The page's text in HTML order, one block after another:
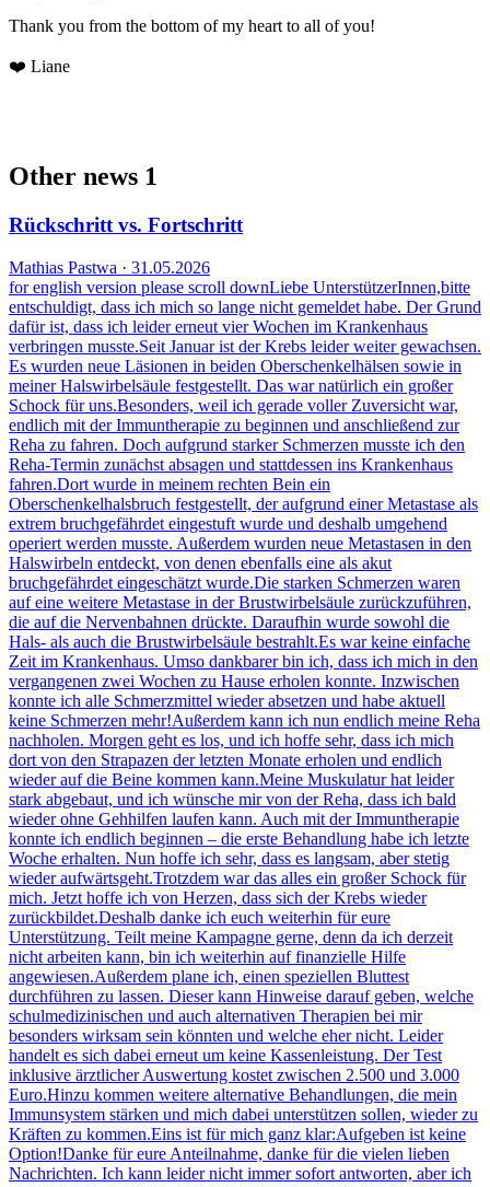
Thank you from the bottom of my heart to all of you!
❤️ Liane
Other news 1
Rückschritt vs. Fortschritt
Mathias Pastwa · 31.05.2026
for english version please scroll downLiebe UnterstützerInnen,bitte
entschuldigt, dass ich mich so lange nicht gemeldet habe. Der Grund
dafür ist, dass ich leider erneut vier Wochen im Krankenhaus
verbringen musste.Seit Januar ist der Krebs leider weiter gewachsen.
Es wurden neue Läsionen in beiden Oberschenkelhälsen sowie in
meiner Halswirbelsäule festgestellt. Das war natürlich ein großer
Schock für uns.Besonders, weil ich gerade voller Zuversicht war,
endlich mit der Immuntherapie zu beginnen und anschließend zur
Reha zu fahren. Doch aufgrund starker Schmerzen musste ich den
Reha-Termin zunächst absagen und stattdessen ins Krankenhaus
fahren.Dort wurde in meinem rechten Bein ein
Oberschenkelhalsbruch festgestellt, der aufgrund einer Metastase als
extrem bruchgefährdet eingestuft wurde und deshalb umgehend
operiert werden musste. Außerdem wurden neue Metastasen in den
Halswirbeln entdeckt, von denen ebenfalls eine als akut
bruchgefährdet eingeschätzt wurde.Die starken Schmerzen waren
auf eine weitere Metastase in der Brustwirbelsäule zurückzuführen,
die auf die Nervenbahnen drückte. Daraufhin wurde sowohl die
Hals- als auch die Brustwirbelsäule bestrahlt.Es war keine einfache
Zeit im Krankenhaus. Umso dankbarer bin ich, dass ich mich in den
vergangenen zwei Wochen zu Hause erholen konnte. Inzwischen
konnte ich alle Schmerzmittel wieder absetzen und habe aktuell
keine Schmerzen mehr!Außerdem kann ich nun endlich meine Reha
nachholen. Morgen geht es los, und ich hoffe sehr, dass ich mich
dort von den Strapazen der letzten Monate erholen und endlich
wieder auf die Beine kommen kann.Meine Muskulatur hat leider
stark abgebaut, und ich wünsche mir von der Reha, dass ich bald
wieder ohne Gehhilfen laufen kann. Auch mit der Immuntherapie
konnte ich endlich beginnen – die erste Behandlung habe ich letzte
Woche erhalten. Nun hoffe ich sehr, dass es langsam, aber stetig
wieder aufwärtsgeht.Trotzdem war das alles ein großer Schock für
mich. Jetzt hoffe ich von Herzen, dass sich der Krebs wieder
zurückbildet.Deshalb danke ich euch weiterhin für eure
Unterstützung. Teilt meine Kampagne gerne, denn da ich derzeit
nicht arbeiten kann, bin ich weiterhin auf finanzielle Hilfe
angewiesen.Außerdem plane ich, einen speziellen Bluttest
durchführen zu lassen. Dieser kann Hinweise darauf geben, welche
schulmedizinischen und auch alternativen Therapien bei mir
besonders wirksam sein könnten und welche eher nicht. Leider
handelt es sich dabei erneut um keine Kassenleistung. Der Test
inklusive ärztlicher Auswertung kostet zwischen 2.500 und 3.000
Euro.Hinzu kommen weitere alternative Behandlungen, die mein
Immunsystem stärken und mich dabei unterstützen sollen, wieder zu
Kräften zu kommen.Eins ist für mich ganz klar:Aufgeben ist keine
Option!Danke für eure Anteilnahme, danke für die vielen lieben
Nachrichten. Ich kann leider nicht immer sofort antworten, aber ich